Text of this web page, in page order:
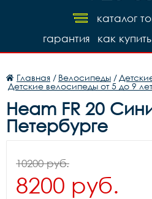
каталог
как купить
гарантия
Главная / Велосипеды /
Детские велосипеды от 5 до 9
Heam FR 20
Петербурге
10200 руб.
8200 руб.